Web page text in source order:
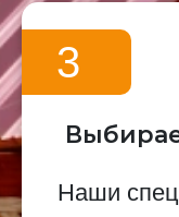
3
Наши